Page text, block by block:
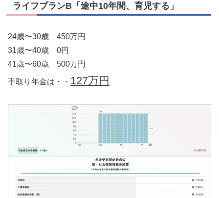
ライフプランB「途中10年間、育児する」
24歳〜30歳 450万円
31歳〜40歳 0円
41歳〜60歳 500万円
手取り年金は・・ 127万円